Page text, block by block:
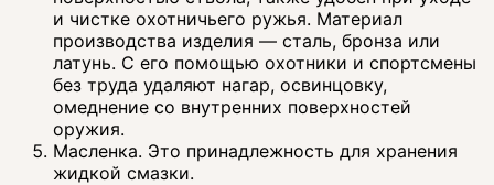
и чистке охотничьего ружья. Материал
производства изделия — сталь, бронза или
латунь. С его помощью охотники и спортсмены
без труда удаляют нагар, освинцовку,
омеднение со внутренних поверхностей
оружия.
Масленка. Это принадлежность для хранения
жидкой смазки.